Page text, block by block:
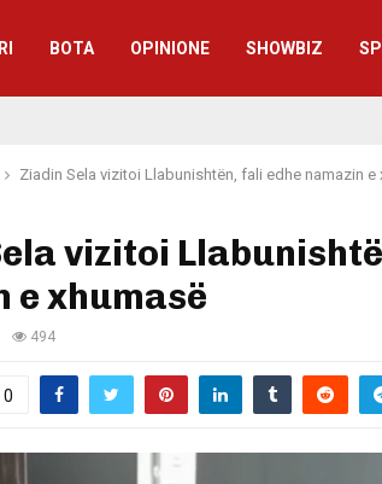
BOTA OPINIONE SHOWBIZ
Ziadin Sela vizitoi Llabunishtën, fali edhe namazin e
vizitoi
e xhumasë
494
0